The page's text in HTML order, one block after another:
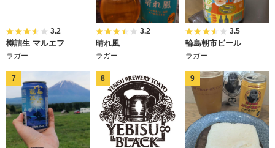
3.2
樽詰生 マルエフ
ラガー
3.2
晴れ風
ラガー
3.5
輪島朝市ビール
ラガー